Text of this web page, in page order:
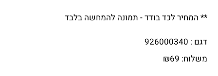
** המחיר לכד בודד - תמונה להמחשה בלבד
דגם : 926000340
משלוח:
₪69